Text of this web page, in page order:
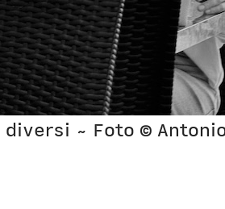
diversi ~ Foto ©